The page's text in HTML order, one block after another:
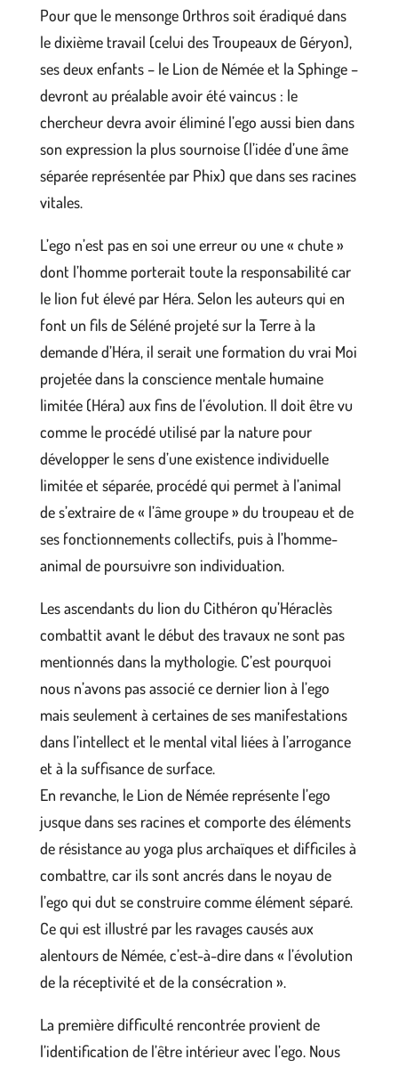
Pour que le mensonge Orthros soit éradiqué dans
le dixième travail (celui des Troupeaux de Géryon),
ses deux enfants – le Lion de Némée et la Sphinge –
devront au préalable avoir été vaincus : le
chercheur devra avoir éliminé l’ego aussi bien dans
son expression la plus sournoise (l’idée d’une âme
séparée représentée par Phix) que dans ses racines
vitales.
L’ego n’est pas en soi une erreur ou une « chute »
dont l’homme porterait toute la responsabilité car
le lion fut élevé par Héra. Selon les auteurs qui en
font un fils de Séléné projeté sur la Terre à la
demande d’Héra, il serait une formation du vrai Moi
projetée dans la conscience mentale humaine
limitée (Héra) aux fins de l’évolution. Il doit être vu
comme le procédé utilisé par la nature pour
développer le sens d’une existence individuelle
limitée et séparée, procédé qui permet à l’animal
de s’extraire de « l’âme groupe » du troupeau et de
ses fonctionnements collectifs, puis à l’homme-
animal de poursuivre son individuation.
Les ascendants du lion du Cithéron qu’Héraclès
combattit avant le début des travaux ne sont pas
mentionnés dans la mythologie. C’est pourquoi
nous n’avons pas associé ce dernier lion à l’ego
mais seulement à certaines de ses manifestations
dans l’intellect et le mental vital liées à l’arrogance
et à la suffisance de surface.
En revanche, le Lion de Némée représente l’ego
jusque dans ses racines et comporte des éléments
de résistance au yoga plus archaïques et difficiles à
combattre, car ils sont ancrés dans le noyau de
l’ego qui dut se construire comme élément séparé.
Ce qui est illustré par les ravages causés aux
alentours de Némée, c’est-à-dire dans « l’évolution
de la réceptivité et de la consécration ».
La première difficulté rencontrée provient de
l’identification de l’être intérieur avec l’ego. Nous